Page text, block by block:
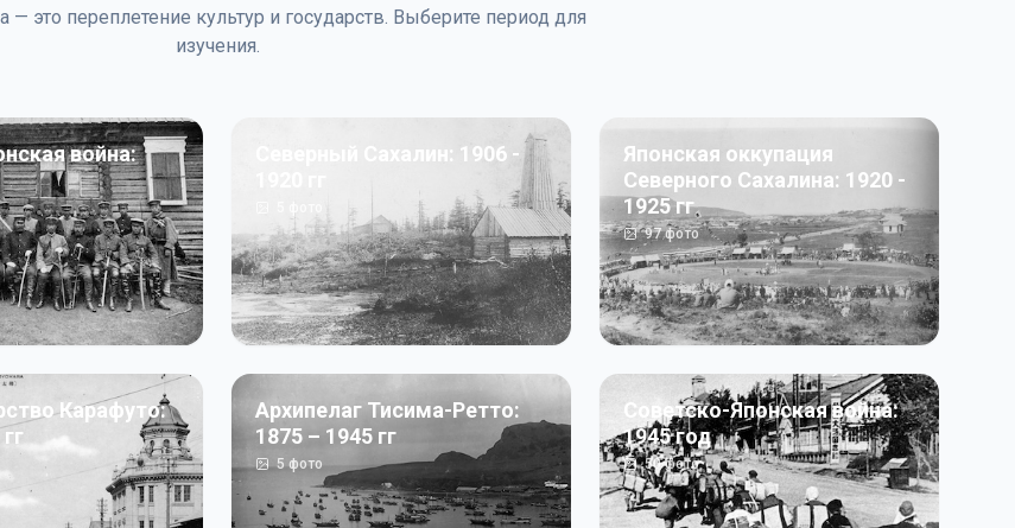
— это переплетение культур и государств. Выберите период для
изучения.
война:
Северный Сахалин: 1906 -
Японская оккупация
Северного Сахалина: 1920 -
1925 гг
97фото
Карафуто:
Архипелаг Тисима-Ретто:
1875 – 1945 гг
5фото
Советско-Японская война:
1945 год
50фото